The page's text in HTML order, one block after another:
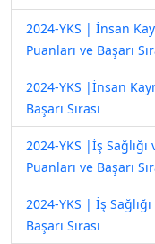
2024-YKS | İnsan
Puanları ve Başarı
2024-YKS |İnsan
Başarı Sırası
2024-YKS |İş
Puanları ve Başarı
2024-YKS | İş
Başarı Sırası